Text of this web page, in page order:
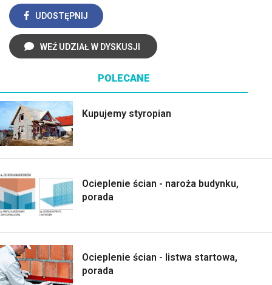
UDOSTĘPNIJ
WEŹ UDZIAŁ W DYSKUSJI
POLECANE
Kupujemy styropian
Ocieplenie ścian - naroża budynku,
porada
Ocieplenie ścian - listwa startowa,
porada